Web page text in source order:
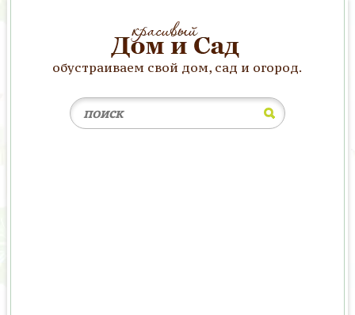
обустраиваем свой дом, сад и огород.